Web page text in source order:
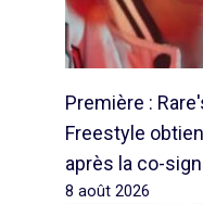
Première :
Freestyle
après la co-
8 août 2026